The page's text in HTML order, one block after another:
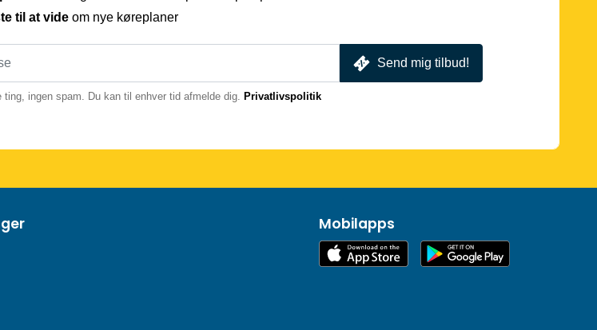
til at vide om nye køreplaner
Send mig tilbud!
ting, ingen spam. Du kan til enhver tid afmelde dig. Privatlivspolitik
Mobilapps